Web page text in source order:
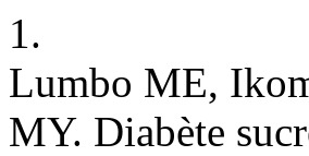
1.
Lumbo ME,
MY. Diabète